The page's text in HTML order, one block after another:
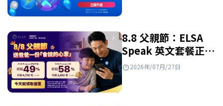
8.8 父親節：ELSA
Speak 英文套餐正特
惠出售
2026年/07月/27日